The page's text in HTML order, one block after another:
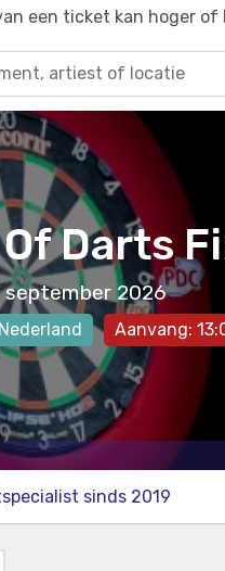
een ticket kan hoger
Darts
september 2026
Aanvang:
sinds 2019